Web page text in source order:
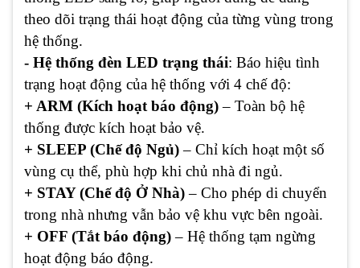
theo dõi trạng thái hoạt động của từng vùng trong
hệ thống.
- Hệ thống đèn LED trạng thái: Báo hiệu tình
trạng hoạt động của hệ thống với 4 chế độ:
+ ARM (Kích hoạt báo động)– Toàn bộ hệ
thống được kích hoạt bảo vệ.
+ SLEEP (Chế độ Ngủ)– Chỉ kích hoạt một số
vùng cụ thể, phù hợp khi chủ nhà đi ngủ.
+ STAY (Chế độ Ở Nhà)– Cho phép di chuyển
trong nhà nhưng vẫn bảo vệ khu vực bên ngoài.
+ OFF (Tắt báo động)– Hệ thống tạm ngừng
hoạt động báo động.